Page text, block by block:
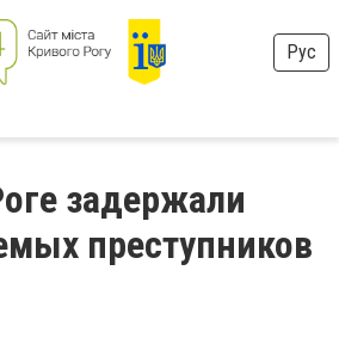
Рус
задержали
преступников